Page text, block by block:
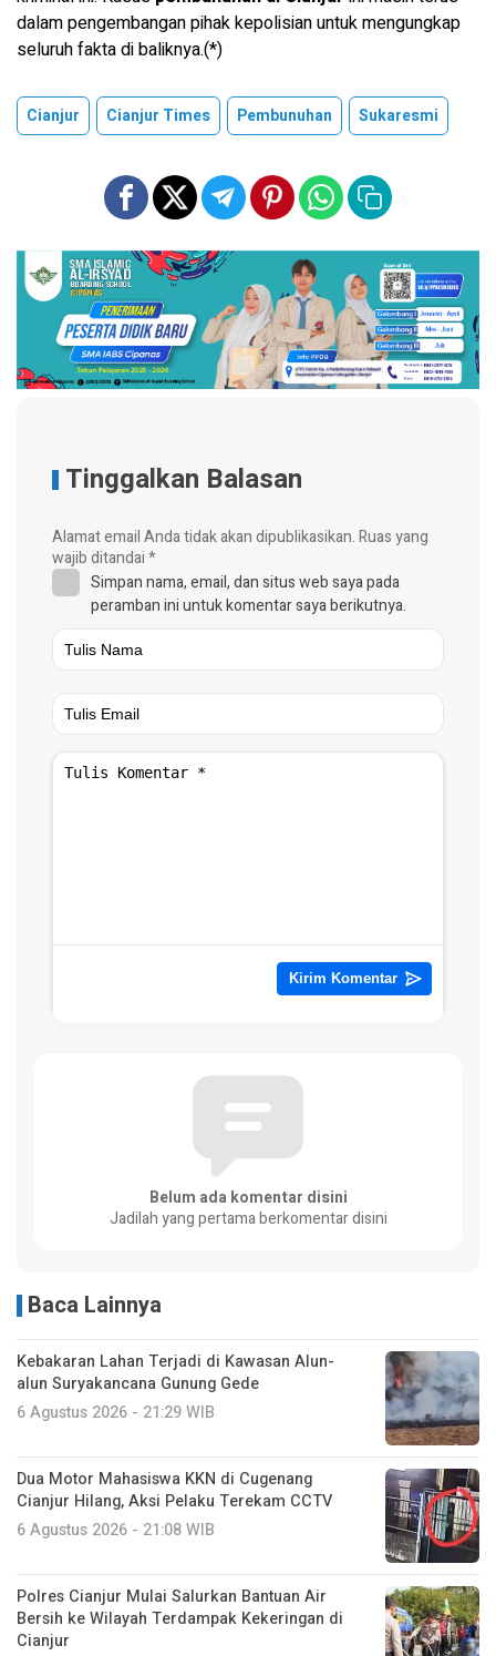
dalam pengembangan pihak kepolisian untuk mengungkap
seluruh fakta di baliknya.(*)
Cianjur Cianjur Times Pembunuhan Sukaresmi
Tinggalkan Balasan
Alamat email Anda tidak akan dipublikasikan.Ruas yang
wajib ditandai*
Simpan nama, email, dan situs web saya pada
peramban ini untuk komentar saya berikutnya.
Belum ada komentar disini
Jadilah yang pertama berkomentar disini
Baca Lainnya
Kebakaran Lahan Terjadi di Kawasan Alun-
alun Suryakancana Gunung Gede
6 Agustus 2026 - 21:29 WIB
Dua Motor Mahasiswa KKN di Cugenang
Cianjur Hilang, Aksi Pelaku Terekam CCTV
6 Agustus 2026 - 21:08 WIB
Polres Cianjur Mulai Salurkan Bantuan Air
Bersih ke Wilayah Terdampak Kekeringan di
Cianjur